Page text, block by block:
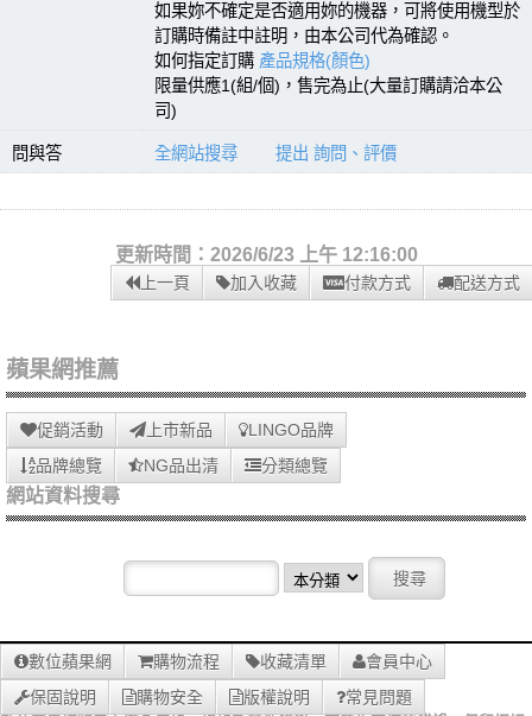
如果妳不確定是否適用妳的機器，可將使用機型於
訂購時備註中註明，由本公司代為確認。
如何指定訂購 產品規格(顏色)
限量供應1(組/個)，售完為止(大量訂購請洽本公
司)
問與答 全網站搜尋 提出 詢問、評價
更新時間：2026/6/23 上午 12:16:00
上一頁 加入收藏 付款方式 配送方式
蘋果網推薦
促銷活動 上市新品
LINGO品牌
品牌總覽
NG品出清 分類總覽
網站資料搜尋
數位蘋果網 購物流程 收藏清單
會員中心
保固說明
購物安全 版權說明 常見問題